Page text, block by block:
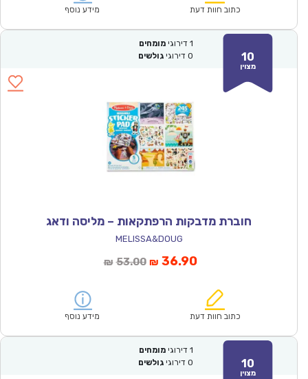
₪56.00.
כתוב חוות דעת מידע נוסף
10
מצוין
1 דירוגי מומחים
0 דירוגי גולשים
חוברת מדבקות הרפתקאות – מליסה ודאג
MELISSA&DOUG
₪ 53.00המחיר
₪53.00.
₪ 36.90המחיר
הוא:
כתוב חוות דעת מידע נוסף
10
מצוין
1 דירוגי מומחים
0 דירוגי גולשים